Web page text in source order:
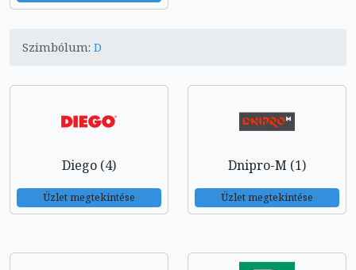
Szimbólum: D
Diego (4)
Üzlet megtekintése
Dnipro-M (1)
Üzlet megtekintése